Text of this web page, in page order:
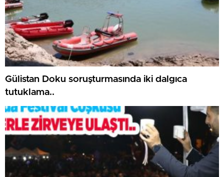
Gülistan Doku soruşturmasında iki dalgıca
tutuklama..